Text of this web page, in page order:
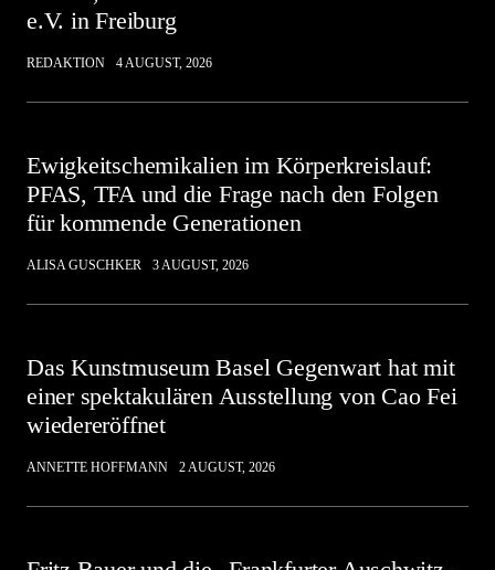
e.V. in Freiburg
REDAKTION 4 AUGUST, 2026
Ewigkeitschemikalien im Körperkreislauf:
PFAS, TFA und die Frage nach den Folgen
für kommende Generationen
ALISA GUSCHKER 3 AUGUST, 2026
Das Kunstmuseum Basel Gegenwart hat mit
einer spektakulären Ausstellung von Cao Fei
wiedereröffnet
ANNETTE HOFFMANN 2 AUGUST, 2026